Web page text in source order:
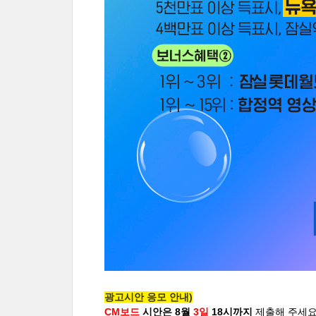
광고시안 응모 안내)
CM보드 시안은 8월 3일 18시까지 제출해 주세